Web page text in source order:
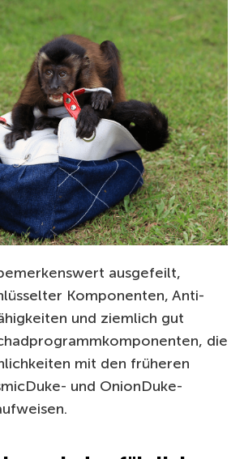
ausgefeilt,
Komponenten, Anti-
und ziemlich gut
die
mit den früheren
und OnionDuke-